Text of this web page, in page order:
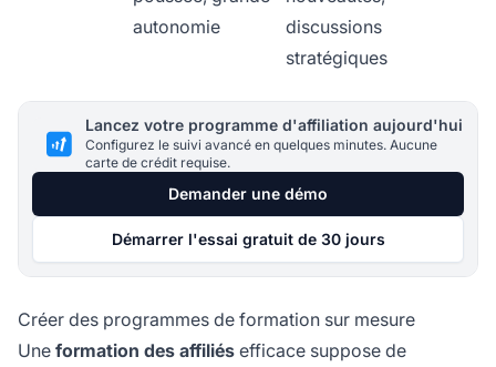
autonomie
discussions
stratégiques
Lancez votre programme d'affiliation aujourd'hui
Configurez le suivi avancé en quelques minutes. Aucune
carte de crédit requise.
Demander une démo
Démarrer l'essai gratuit de 30 jours
Créer des programmes de formation sur mesure
Une formation des affiliés efficace suppose de